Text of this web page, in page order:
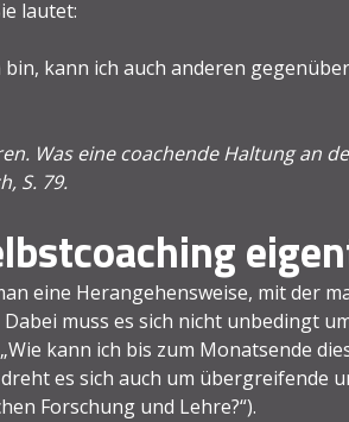
lautet:
kann ich auch anderen
Was eine coachende Haltung an
S. 79.
eine Herangehensweise, mit der
muss es sich nicht unbedingt
kann ich bis zum Monatsende
es sich auch um übergreifende
Forschung und Lehre?“).